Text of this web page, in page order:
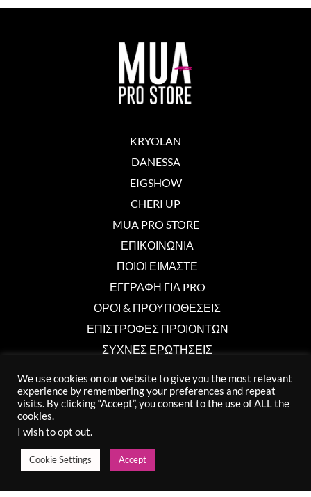
KRYOLAN
DANESSA
EIGSHOW
CHERI UP
MUA PRO STORE
ΕΠΙΚΟΙΝΩΝΙΑ
ΠΟΙΟΙ ΕΙΜΑΣΤΕ
ΕΓΓΡΑΦΗ ΓΙΑ PRO
ΟΡΟΙ & ΠΡΟΥΠΟΘΕΣΕΙΣ
ΕΠΙΣΤΡΟΦΕΣ ΠΡΟΙΟΝΤΩΝ
ΣΥΧΝΕΣ ΕΡΩΤΗΣΕΙΣ
Επικοινωνία
96 000 750
We use cookies on our website to give you the most relevant
experience by remembering your preferences and repeat
visits. By clicking “Accept”, you consent to the use of ALL the
cookies.
I wish to opt out.
Cookie Settings Accept